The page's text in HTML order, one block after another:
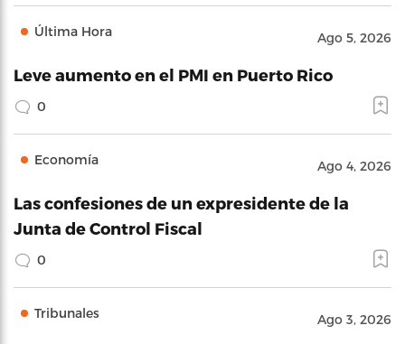
Última Hora Ago 5, 2026
Leve aumento en el PMI en Puerto Rico
0
Economía Ago 4, 2026
Las confesiones de un expresidente de la
Junta de Control Fiscal
0
Tribunales Ago 3, 2026